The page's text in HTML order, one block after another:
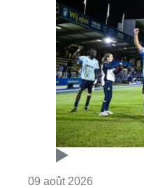
Deux
après un